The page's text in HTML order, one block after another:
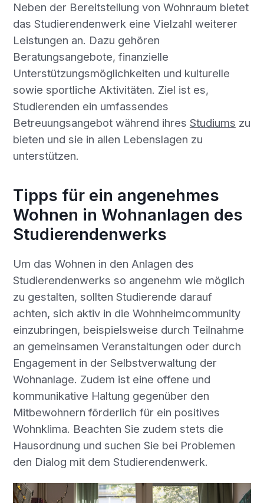
Neben der Bereitstellung von Wohnraum bietet
das Studierendenwerk eine Vielzahl weiterer
Leistungen an. Dazu gehören
Beratungsangebote, finanzielle
Unterstützungsmöglichkeiten und kulturelle
sowie sportliche Aktivitäten. Ziel ist es,
Studierenden ein umfassendes
Betreuungsangebot während ihres Studiums zu
bieten und sie in allen Lebenslagen zu
unterstützen.
Tipps für ein angenehmes
Wohnen in Wohnanlagen des
Studierendenwerks
Um das Wohnen in den Anlagen des
Studierendenwerks so angenehm wie möglich
zu gestalten, sollten Studierende darauf
achten, sich aktiv in die Wohnheimcommunity
einzubringen, beispielsweise durch Teilnahme
an gemeinsamen Veranstaltungen oder durch
Engagement in der Selbstverwaltung der
Wohnanlage. Zudem ist eine offene und
kommunikative Haltung gegenüber den
Mitbewohnern förderlich für ein positives
Wohnklima. Beachten Sie zudem stets die
Hausordnung und suchen Sie bei Problemen
den Dialog mit dem Studierendenwerk.